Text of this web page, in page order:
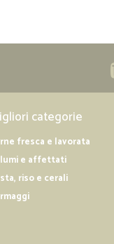
—
ottimi venditori con
ottimi venditori con merce
ho ricevuto
categorie
fresca e lavorata
e affettati
riso e cerali